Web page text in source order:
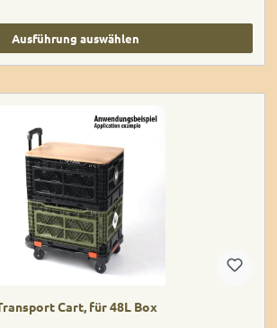
Ausführung auswählen
Cart, für 48L Box